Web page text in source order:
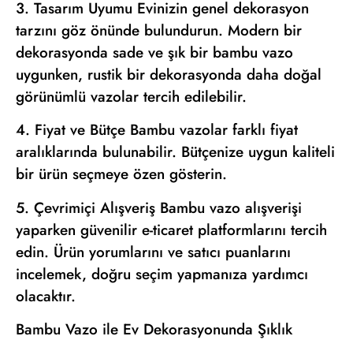
3. Tasarım Uyumu Evinizin genel dekorasyon
tarzını göz önünde bulundurun. Modern bir
dekorasyonda sade ve şık bir bambu vazo
uygunken, rustik bir dekorasyonda daha doğal
görünümlü vazolar tercih edilebilir.
4. Fiyat ve Bütçe Bambu vazolar farklı fiyat
aralıklarında bulunabilir. Bütçenize uygun kaliteli
bir ürün seçmeye özen gösterin.
5. Çevrimiçi Alışveriş Bambu vazo alışverişi
yaparken güvenilir e-ticaret platformlarını tercih
edin. Ürün yorumlarını ve satıcı puanlarını
incelemek, doğru seçim yapmanıza yardımcı
olacaktır.
Bambu Vazo ile Ev Dekorasyonunda Şıklık